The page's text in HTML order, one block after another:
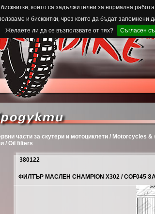
които са задължителни за нормална
и бисквитки, чрез които да бъдат запомнени
Желаете ли да се възползвате от тях?
Съгласен
части за скутери и мотоциклети /
/ Oil filters
380122
ФИЛТЪР МАСЛЕН CHAMPION X302 / COF045